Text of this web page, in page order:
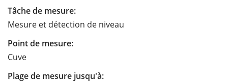
Tâche de mesure:
Mesure et détection de niveau
Point de mesure:
Cuve
Plage de mesure jusqu'à: